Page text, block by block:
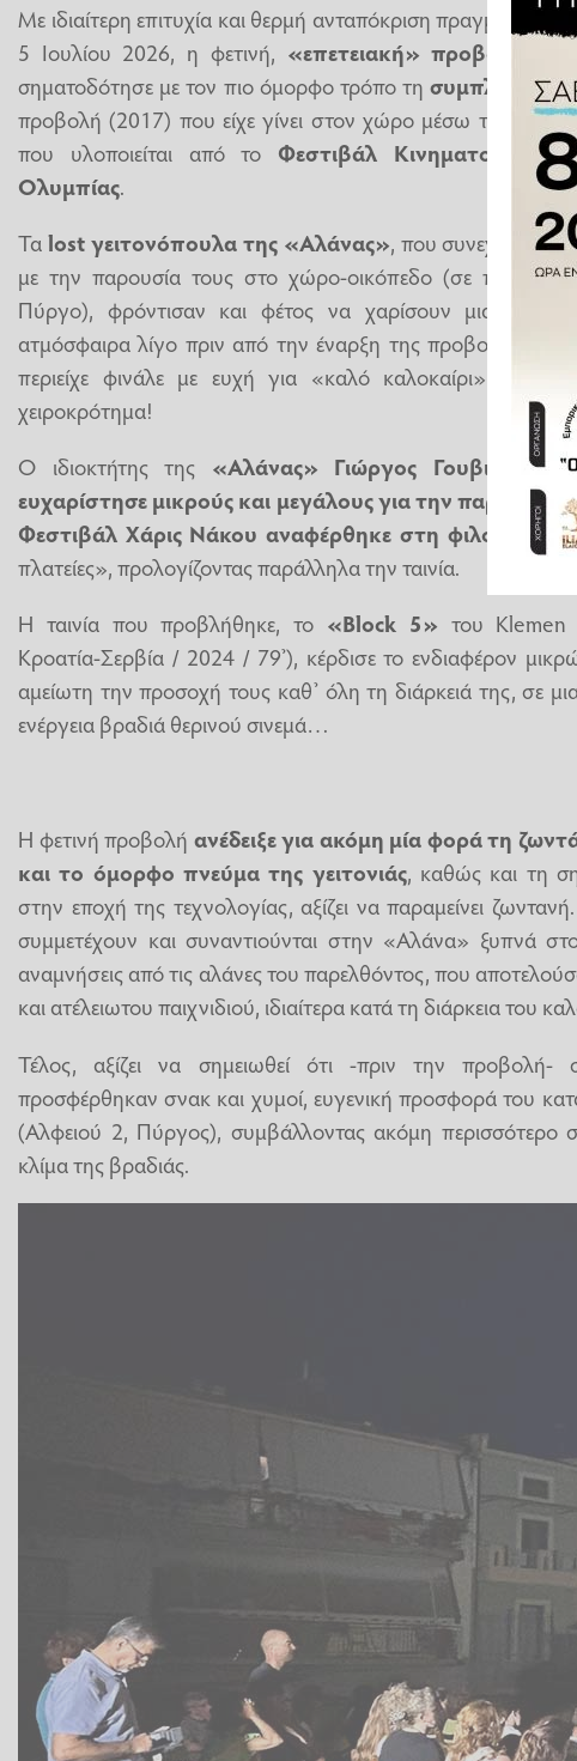
Με ιδιαίτερη επιτυχία και θερμή ανταπόκριση
5 Ιουλίου 2026, η φετινή, «επετειακή» προβολή
σηματοδότησε με τον πιο όμορφο τρόπο τησυμπλήρωση
προβολή (2017) που είχε γίνει στον χώρο μέσω του
που υλοποιείται από το Φεστιβάλ
Ολυμπίας.
Ταlost γειτονόπουλα της «Αλάνας», που συνεχίζουν
με την παρουσία τους στο χώρο-οικόπεδο (σε πάροδο
Πύργο), φρόντισαν και φέτος να χαρίσουν μια
ατμόσφαιρα λίγο πριν από την έναρξη της προβολής. Το
περιείχε φινάλε με ευχή για «καλό καλοκαίρι»
χειροκρότημα!
Ο ιδιοκτήτης της «Αλάνας» Γιώργος Γουβιάς
ευχαρίστησε μικρούς και μεγάλους για την παρουσία
Φεστιβάλ Χάρις Νάκου αναφέρθηκε στη φιλοσοφία
πλατείες», προλογίζοντας παράλληλα την ταινία.
Η ταινία που προβλήθηκε, το «Block 5» του Klemen
Κροατία-Σερβία / 2024 / 79’), κέρδισε το ενδιαφέρον
αμείωτη την προσοχή τους καθ’ όλη τη διάρκειά της, σε
ενέργεια βραδιά θερινού σινεμά…
Η φετινή προβολή ανέδειξε για ακόμη μία φορά τη
και το όμορφο πνεύμα της γειτονιάς, καθώς και τη
στην εποχή της τεχνολογίας, αξίζει να παραμείνει
συμμετέχουν και συναντιούνται στην «Αλάνα» ξυπνά
αναμνήσεις από τις αλάνες του παρελθόντος, που
και ατέλειωτου παιχνιδιού, ιδιαίτερα κατά τη διάρκεια του
Τέλος, αξίζει να σημειωθεί ότι -πριν την προβολή-
προσφέρθηκαν σνακ και χυμοί, ευγενική προσφορά του
(Αλφειού 2, Πύργος), συμβάλλοντας ακόμη περισσότερο
κλίμα της βραδιάς.